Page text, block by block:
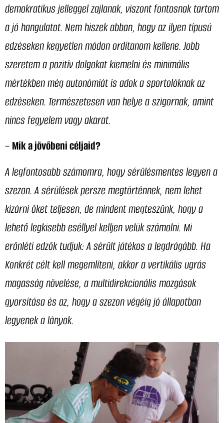
demokratikus jelleggel zajlanak, viszont fontosnak tartom
a jó hangulatot. Nem hiszek abban, hogy az ilyen típusú
edzéseken kegyetlen módon ordítanom kellene. Jobb
szeretem a pozitív dolgokat kiemelni és minimális
mértékben még autonómiát is adok a sportolóknak az
edzéseken. Természetesen van helye a szigornak, amint
nincs fegyelem vagy akarat.
–Mik a jövőbeni céljaid?
A legfontosabb számomra, hogy sérülésmentes legyen a
szezon. A sérülések persze megtörténnek, nem lehet
kizárni őket teljesen, de mindent megteszünk, hogy a
lehető legkisebb eséllyel kelljen velük számolni. Mi
erőnléti edzők tudjuk: A sérült játékos a legdrágább. Ha
Konkrét célt kell megemlíteni, akkor a vertikális ugrás
magasság növelése, a multidirekcionális mozgások
gyorsítása és az, hogy a szezon végéig jó állapotban
legyenek a lányok.